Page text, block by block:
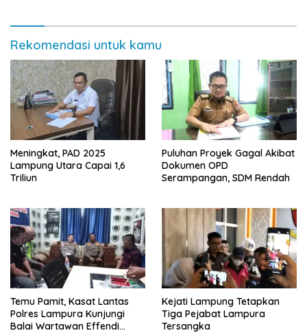
Rekomendasi untuk kamu
Meningkat, PAD 2025
Lampung Utara Capai 1,6
Triliun
Puluhan Proyek Gagal Akibat
Dokumen OPD
Serampangan, SDM Rendah
Temu Pamit, Kasat Lantas
Polres Lampura Kunjungi
Balai Wartawan Effendi
Kejati Lampung Tetapkan
Tiga Pejabat Lampura
Tersangka